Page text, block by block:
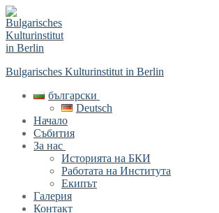
Skip
to
content
Menu
Close
Bulgarisches Kulturinstitut in Berlin
български
Deutsch
Начало
Събития
За нас
Историята на БКИ
Работата на Института
Екипът
Галерия
Контакт